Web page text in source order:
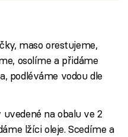
maso orestujeme,
osolíme a přidáme
podléváme vodou dle
na obalu ve 2
lžíci oleje. Scedíme a